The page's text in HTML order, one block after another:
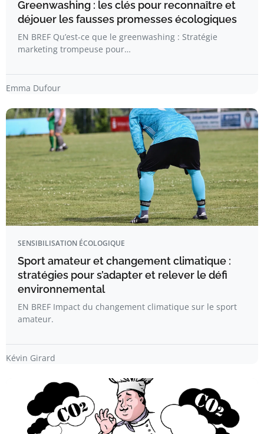
Greenwashing : les clés pour reconnaître et
déjouer les fausses promesses écologiques
EN BREF Qu’est-ce que le greenwashing : Stratégie
marketing trompeuse pour…
Emma Dufour
SENSIBILISATION ÉCOLOGIQUE
Sport amateur et changement climatique :
stratégies pour s’adapter et relever le défi
environnemental
EN BREF Impact du changement climatique sur le sport
amateur.
Kévin Girard